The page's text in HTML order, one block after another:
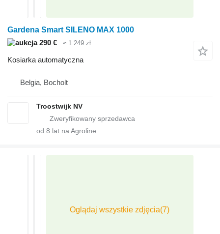
Gardena Smart SILENO MAX 1000
290 €
≈ 1 249 zł
Kosiarka automatyczna
Belgia, Bocholt
Troostwijk NV
od 8 lat na Agroline